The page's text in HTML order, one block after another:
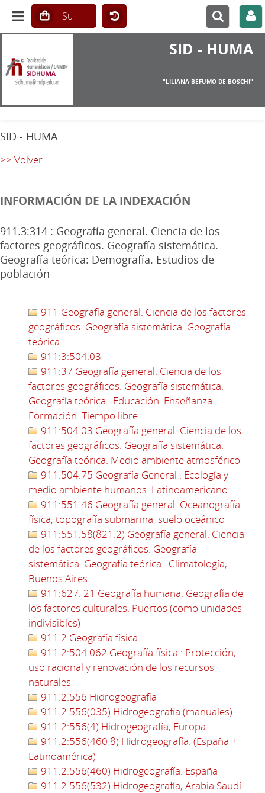
SID - HUMA
"LILIANA BEFUMO DE BOSCHI"
SID - HUMA
>> Volver
INFORMACIÓN DE LA INDEXACIÓN
911.3:314 : Geografía general. Ciencia de los
factores geográficos. Geografía sistemática.
Geografía teórica: Demografía. Estudios de
población
911 Geografía general. Ciencia de los factores
geográficos. Geografía sistemática. Geografía
teórica
911:3:504.03
911:37 Geografía general. Ciencia de los
factores geográficos. Geografía sistemática.
Geografía teórica : Educación. Enseñanza.
Formación. Tiempo libre
911:504.03 Geografía general. Ciencia de los
factores geográficos. Geografía sistemática.
Geografía teórica. Medio ambiente atmosférico
911:504.75 Geografía General : Ecología y
medio ambiente humanos. Latinoamericano
911:551.46 Geografía general. Oceanografía
física, topografía submarina, suelo oceánico
911:551.58(821.2) Geografía general. Ciencia
de los factores geográficos. Geografía
sistemática. Geografía teórica : Climatología,
Buenos Aires
911:627. 21 Geografía humana. Geografía de
los factores culturales. Puertos (como unidades
indivisibles)
911.2 Geografía física.
911.2:504.062 Geografía física : Protección,
uso racional y renovación de los recursos
naturales
911.2:556 Hidrogeografía
911.2:556(035) Hidrogeografía (manuales)
911.2:556(4) Hidrogeografía, Europa
911.2:556(460 8) Hidrogeografía. (España +
Latinoamérica)
911.2:556(460) Hidrogeografía. España
911.2:556(532) Hidrogeografía, Arabia Saudí.